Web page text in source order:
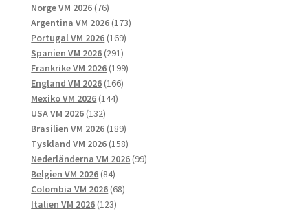
Norge VM 2026 7676
produkter
Argentina VM 2026 173173
Portugal VM 2026 169169
Spanien VM 2026 291291
produkter
Frankrike VM 2026 199199
England VM 2026 166166
Mexiko VM 2026 144144
USA VM 2026 132132
produkter
Brasilien VM 2026 189189
produkter
Tyskland VM 2026 158158
produkter
Nederländerna VM 2026 9999
Belgien VM 2026 8484
produkter
Colombia VM 2026 6868
Italien VM 2026 123123